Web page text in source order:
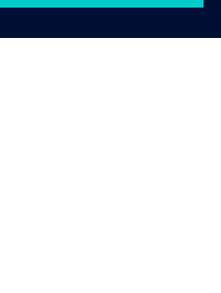
러레이터